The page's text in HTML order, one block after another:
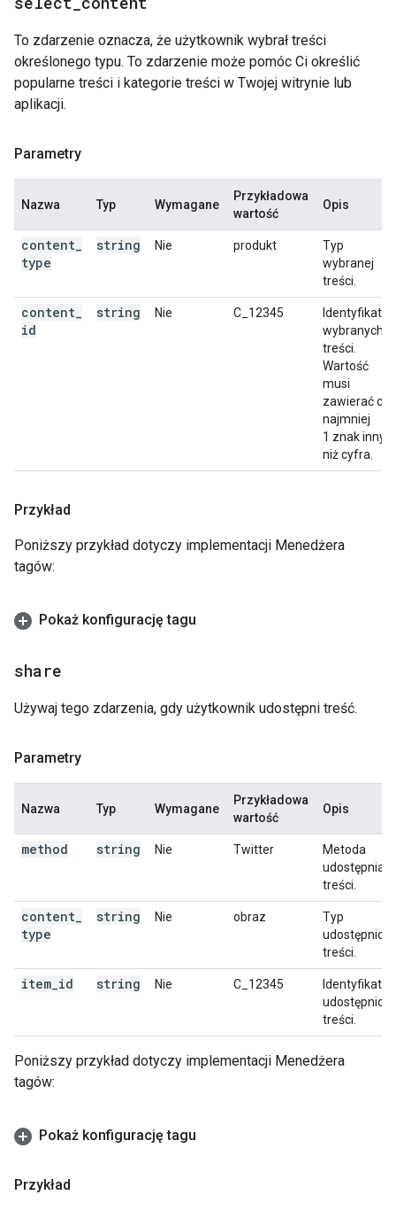
To zdarzenie oznacza, że użytkownik wybrał treści
określonego typu. To zdarzenie może pomóc Ci określić
popularne treści i kategorie treści w Twojej witrynie lub
aplikacji.
Parametry
Nazwa Typ Wymagane
Przykładowa
wartość
Opis
content
type
string Nie produkt
Typ
wybranej
treści.
content
id
string Nie C_12345
Identyfikator
wybranych
treści.
Wartość
musi
zawierać co
najmniej
1 znak inny
niż cyfra.
Przykład
Poniższy przykład dotyczy implementacji Menedżera
tagów:
Pokaż konfigurację tagu
share
Używaj tego zdarzenia, gdy użytkownik udostępni treść.
Parametry
Nazwa Typ Wymagane
Przykładowa
wartość
Opis
method string Nie Twitter
Metoda
treści.
content
type
string Nie obraz
Typ
treści.
item id string Nie C_12345
Identyfikator
treści.
Poniższy przykład dotyczy implementacji Menedżera
tagów:
Pokaż konfigurację tagu
Przykład